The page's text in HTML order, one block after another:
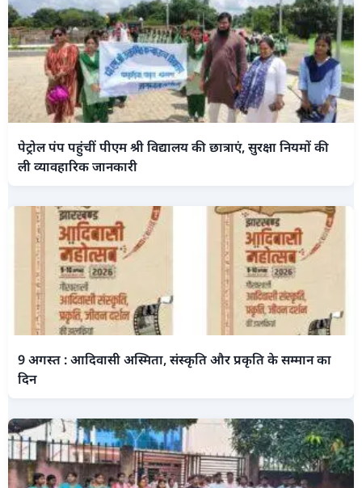
पेट्रोल पंप पहुंचीं पीएम श्री विद्यालय की छात्राएं, सुरक्षा नियमों की
ली व्यावहारिक जानकारी
9 अगस्त : आदिवासी अस्मिता, संस्कृति और प्रकृति के सम्मान का
दिन